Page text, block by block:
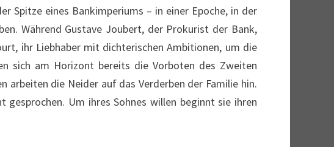
Spitze eines Bankimperiums – in einer Epoche, in der
Während Gustave Joubert, der Prokurist der Bank,
ihr Liebhaber mit dichterischen Ambitionen, um die
sich am Horizont bereits die Vorboten des Zweiten
arbeiten die Neider auf das Verderben der Familie hin.
Um ihres Sohnes willen beginnt sie ihren